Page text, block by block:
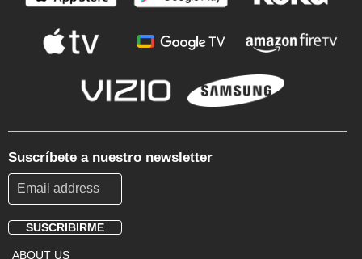
Suscríbete a nuestro newsletter
SUSCRIBIRME
ABOUT US